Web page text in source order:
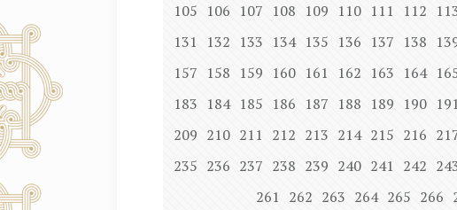
105 106 107 108 109 110 111 112
131
132 133 134 135 136 137 138
157 158 159 160 161 162 163 164
183 184 185 186 187 188 189 190 191
209 210 211 212 213 214 215 216
235 236 237 238 239 240 241 242
261 262 263 264 265 266